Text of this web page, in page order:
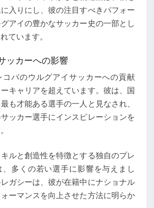
入りにし、彼の注目すべきパフォー
アイの豊かなサッカー史の一部とし
ています。
ッカーへの影響
コバのウルグアイサッカーへの貢献
キャリアを超えています。彼は、国
も才能ある選手の一人と見なされ、
ッカー選手にインスピレーションを
ルと創造性を特徴とする独自のプレ
、多くの若い選手に影響を与えまし
ガシーは、彼が在籍中にナショナル
ーマンスを向上させた方法に明らか